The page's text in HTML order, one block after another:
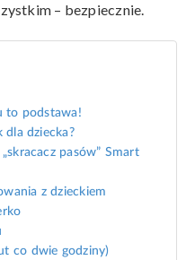
– bezpiecznie.
to podstawa!
dla dziecka?
pasów” Smart
z dzieckiem
co dwie godziny)